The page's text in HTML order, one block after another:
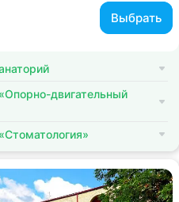
Выбрать
двигательный